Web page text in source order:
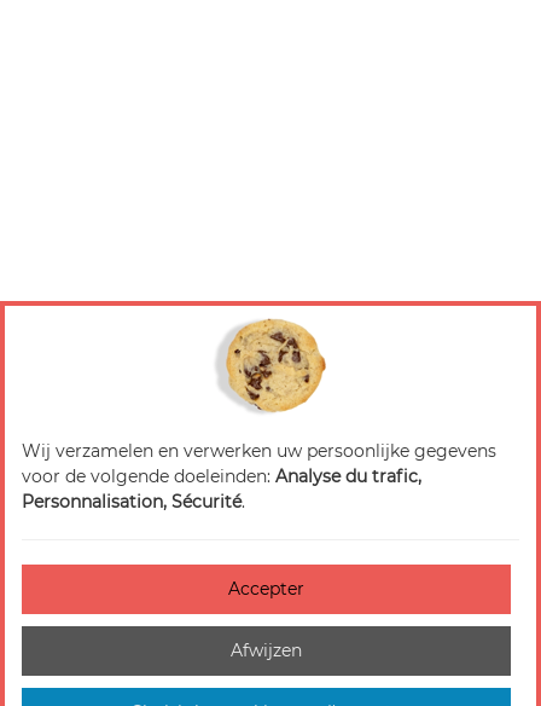
Wij verzamelen en verwerken uw persoonlijke gegevens
voor de volgende doeleinden: Analyse du trafic,
Personnalisation, Sécurité.
Accepter
Afwijzen